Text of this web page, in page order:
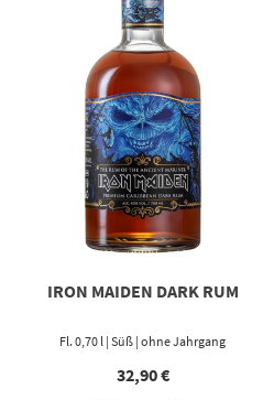
IRON MAIDEN DARK RUM
Fl. 0,70 l | Süß | ohne Jahrgang
32,90€